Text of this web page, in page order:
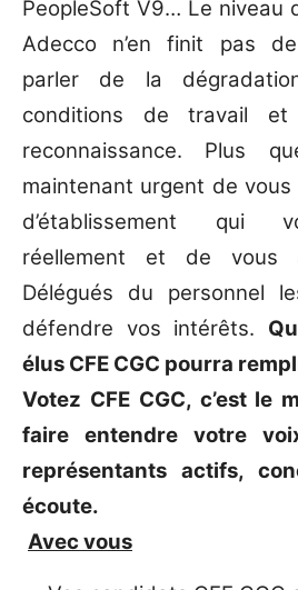
PeopleSoft V9… Le niveau
Adecco n’en finit pas
parler de la
conditions de travail
reconnaissance. Plus
maintenant urgent de vous
d’établissement qui
réellement et de vous
Délégués du personnel
défendre vos intérêts.
élus CFE CGC pourra
Votez CFE CGC, c’est le
faire entendre votre
représentants actifs,
écoute.
Avec vous